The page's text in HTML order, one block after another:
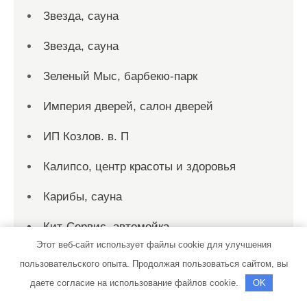
Звезда, сауна
Звезда, сауна
Зеленый Мыс, барбекю-парк
Империя дверей, салон дверей
ИП Козлов. в. П
Калипсо, центр красоты и здоровья
Карибы, сауна
Кит-Сервис, автомойка
Колос, гостиничный комплекс
Этот веб-сайт использует файлы cookie для улучшения
пользовательского опыта. Продолжая пользоваться сайтом, вы
даете согласие на использование файлов cookie.
OK